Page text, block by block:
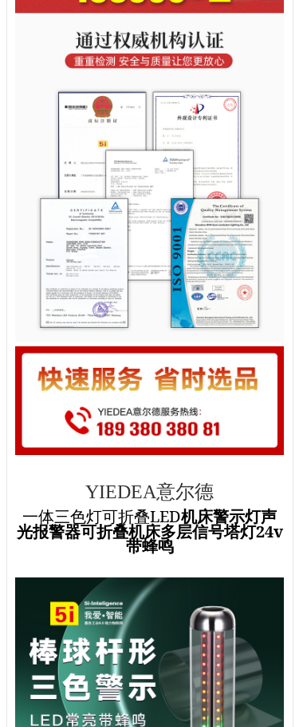
YIEDEA意尔德
一体三色灯可折叠LED机床警示灯声
光报警器可折叠机床多层信号塔灯24v
带蜂鸣